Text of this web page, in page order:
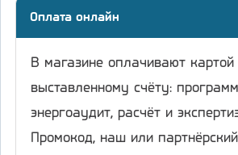
Оплата онлайн
В магазине оплачивают
выставленному счёту:
энергоаудит, расчёт и
Промокод, наш или